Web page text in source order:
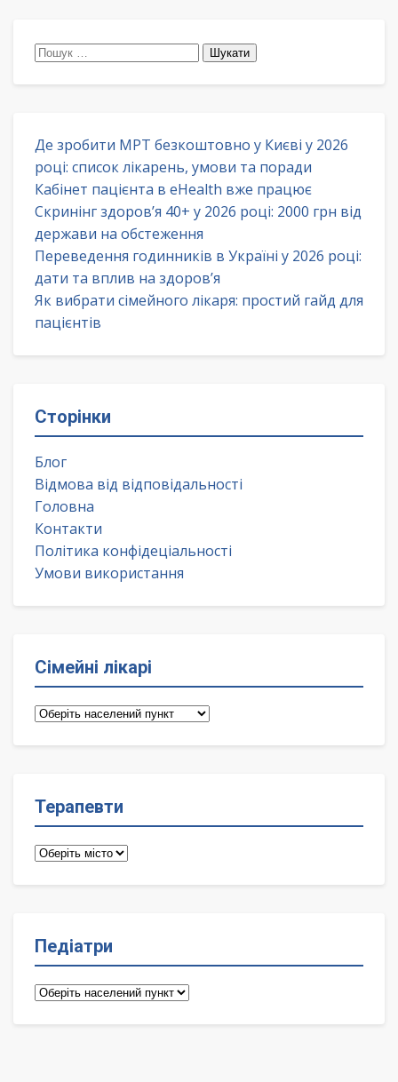
Пошук:
Де зробити МРТ безкоштовно у Києві у 2026
році: список лікарень, умови та поради
Кабінет пацієнта в eHealth вже працює
Скринінг здоров’я 40+ у 2026 році: 2000 грн від
держави на обстеження
Переведення годинників в Україні у 2026 році:
дати та вплив на здоров’я
Як вибрати сімейного лікаря: простий гайд для
пацієнтів
Сторінки
Блог
Відмова від відповідальності
Головна
Контакти
Політика конфідеціальності
Умови використання
Сімейні лікарі
Сімейні
Терапевти
Терапевти
Педіатри
Педіатри